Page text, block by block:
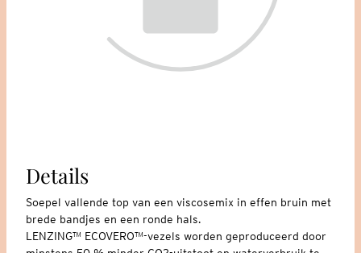
Details
Soepel vallende top van een viscosemix in effen bruin met
brede bandjes en een ronde hals.
LENZING™ ECOVERO™-vezels worden geproduceerd door